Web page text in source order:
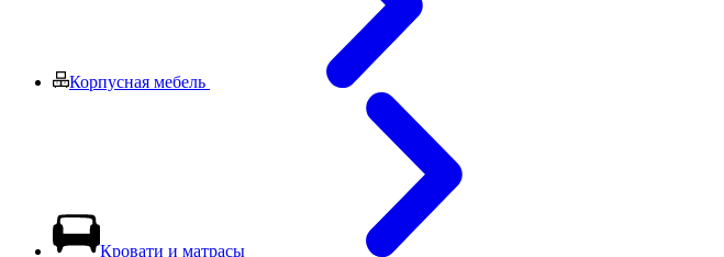
Корпусная мебель
Кровати и матрасы